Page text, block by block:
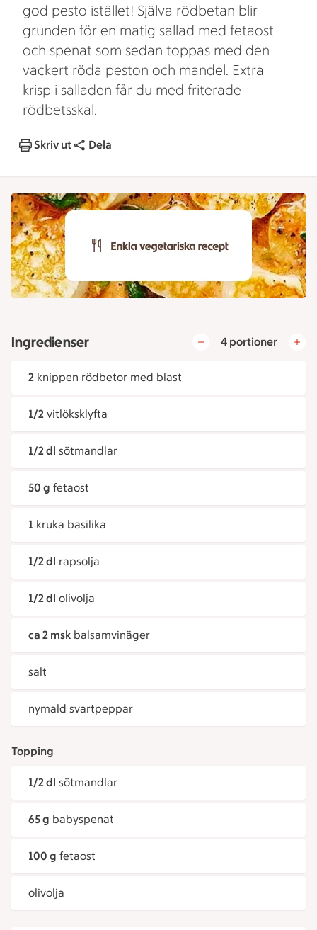
god pesto istället! Själva rödbetan blir
grunden för en matig sallad med fetaost
och spenat som sedan toppas med den
vackert röda peston och mandel. Extra
krisp i salladen får du med friterade
rödbetsskal.
Skriv ut Dela
Ingredienser 4 portioner
2 knippen rödbetor med blast
1/2 vitlöksklyfta
1/2 dl sötmandlar
50 g fetaost
1 kruka basilika
1/2 dl rapsolja
1/2 dl olivolja
ca 2 msk balsamvinäger
salt
nymald svartpeppar
Topping
1/2 dl sötmandlar
65 g babyspenat
100 g fetaost
olivolja